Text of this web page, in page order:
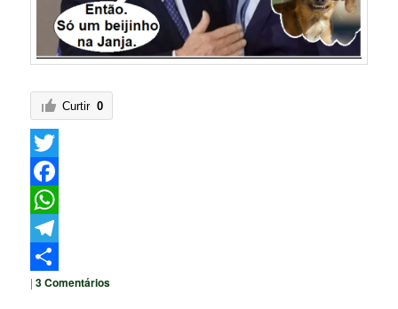
Curtir 0
Twitter
Facebook
WhatsApp
Telegram
Share
|3Comentários